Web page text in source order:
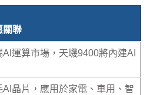
關聯
運算市場，天璣9400將內建AI
AI晶片，應用於家電、車用、智